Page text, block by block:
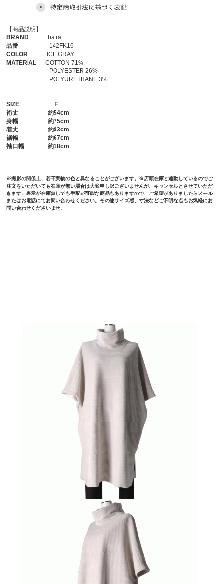
【商品説明】
BRAND bajra
品番 142FK16
COLOR ICE GRAY
MATERIAL COTTON 71%
POLYESTER 26%
POLYURETHANE 3%
SIZE
F
裄丈 約54cm
身幅 約75cm
着丈 約83cm
裾幅 約67cm
袖口幅 約18cm
※撮影の関係上、若干実物の色と異なることがございます。※店頭在庫と連動しているのでご
注文をいただいても在庫が無い場合は大変申し訳ございませんが、キャンセルとさせていただ
きます。表示が在庫無しでも手配が可能な商品もありますので、ご希望がありましたらメール
またはお電話にてお問い合わせください。その他サイズ感、寸法などご不明な点もお気軽にお
問い合わせくださいませ。